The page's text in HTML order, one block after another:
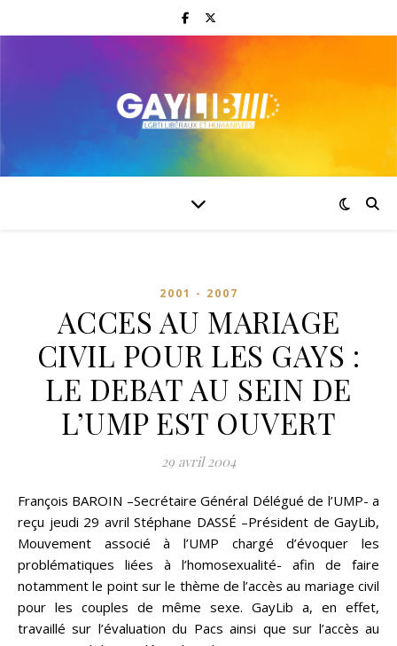
2001 - 2007
ACCES AU MARIAGE
CIVIL POUR LES GAYS :
LE DEBAT AU SEIN DE
L’UMP EST OUVERT
29 avril 2004
François BAROIN –Secrétaire Général Délégué de l’UMP- a
reçu jeudi 29 avril Stéphane DASSÉ –Président de GayLib,
Mouvement associé à l’UMP chargé d’évoquer les
problématiques liées à l’homosexualité- afin de faire
notamment le point sur le thème de l’accès au mariage civil
pour les couples de même sexe. GayLib a, en effet,
travaillé sur l’évaluation du Pacs ainsi que sur l’accès au